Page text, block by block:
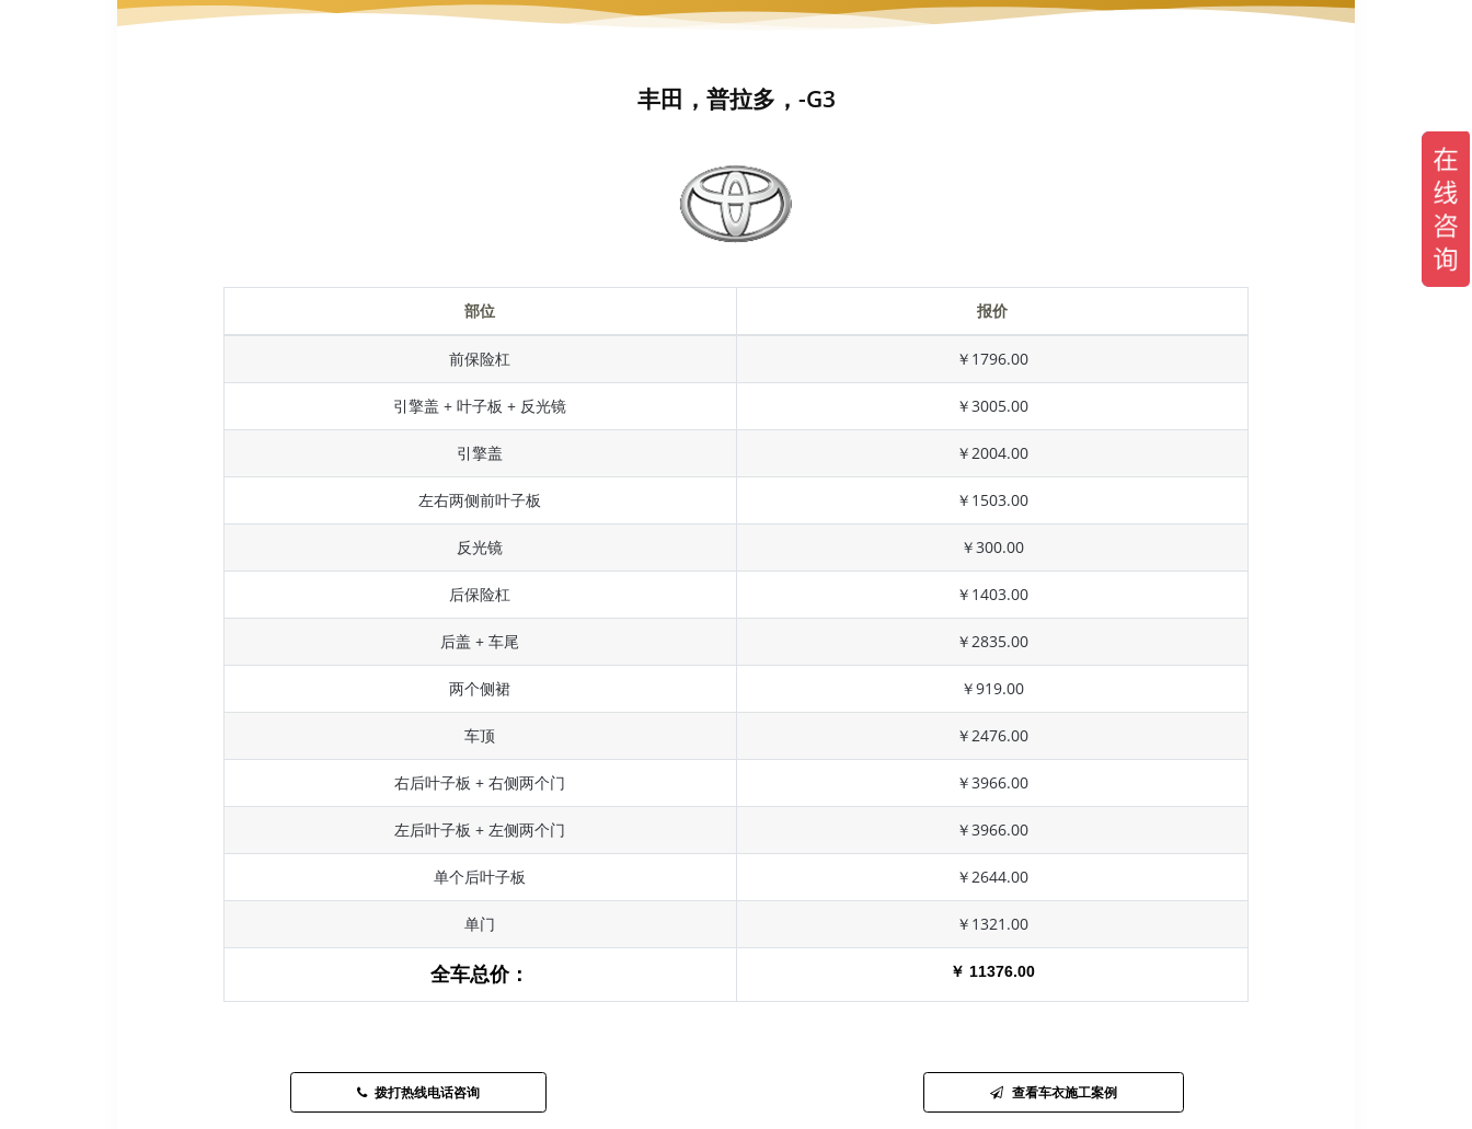
丰田，普拉多，-G3
部位 报价
前保险杠 ￥1796.00
引擎盖 + 叶子板 + 反光镜 ￥3005.00
引擎盖 ￥2004.00
左右两侧前叶子板 ￥1503.00
反光镜 ￥300.00
后保险杠 ￥1403.00
后盖 + 车尾 ￥2835.00
两个侧裙 ￥919.00
车顶 ￥2476.00
右后叶子板 + 右侧两个门 ￥3966.00
左后叶子板 + 左侧两个门 ￥3966.00
单个后叶子板 ￥2644.00
单门 ￥1321.00
全车总价： ￥ 11376.00
拨打热线电话咨询 查看车衣施工案例